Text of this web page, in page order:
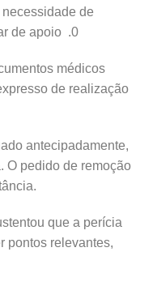
de
de apoio .0
médicos
de realização
antecipadamente,
O pedido de remoção
que a perícia
pontos relevantes,